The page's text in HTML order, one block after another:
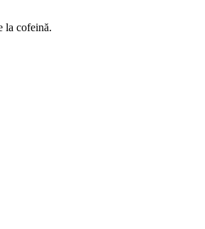
la cofeină.